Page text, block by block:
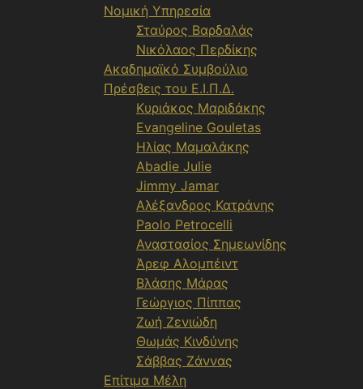
Νομική Υπηρεσία
Σταύρος Βαρδαλάς
Νικόλαος Περδίκης
Ακαδημαϊκό Συμβούλιο
Πρέσβεις του Ε.Ι.Π.Δ.
Κυριάκος Μαριδάκης
Evangeline Gouletas
Ηλίας Μαμαλάκης
Abadie Julie
Jimmy Jamar
Αλέξανδρος Κατράνης
Paolo Petrocelli
Αναστασίος Σημεωνίδης
Άρεφ Αλομπέιντ
Βλάσης Μάρας
Γεώργιος Πίππας
Ζωή Ζενιώδη
Θωμάς Κινδύνης
Σάββας Ζάννας
Επίτιμα Μέλη